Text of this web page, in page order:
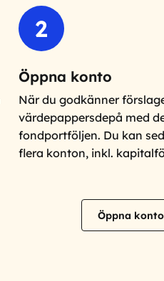
2
Öppna konto
När du godkänner
värdepappersdepå med
fondportföljen. Du kan
flera konton, inkl.
Öppna konto